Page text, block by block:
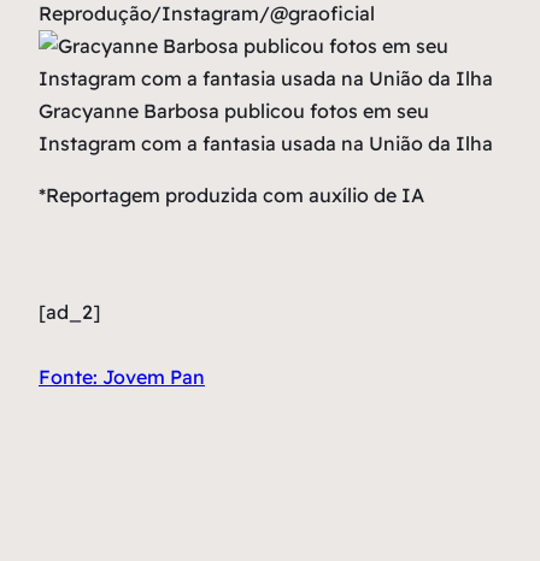
Reprodução/Instagram/@graoficial
Gracyanne Barbosa publicou fotos em seu
Instagram com a fantasia usada na União da Ilha
*Reportagem produzida com auxílio de IA
[ad_2]
Fonte: Jovem Pan